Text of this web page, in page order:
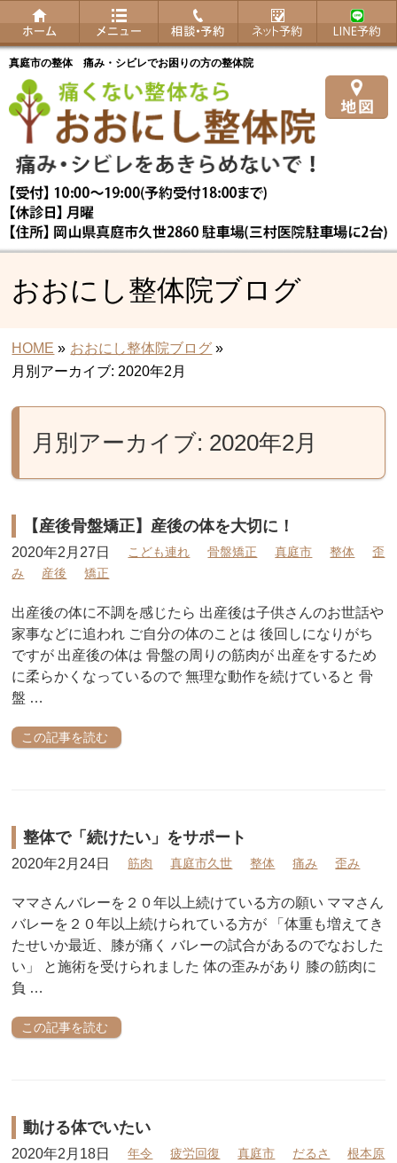
真庭市の整体 痛み・シビレでお困りの方の整体院
おおにし整体院ブログ
HOME » おおにし整体院ブログ »
月別アーカイブ: 2020年2月
月別アーカイブ: 2020年2月
【産後骨盤矯正】産後の体を大切に！
2020年2月27日 こども連れ 骨盤矯正 真庭市 整体
歪
み
産後 矯正
出産後の体に不調を感じたら 出産後は子供さんのお世話や
家事などに追われ ご自分の体のことは 後回しになりがち
ですが 出産後の体は 骨盤の周りの筋肉が 出産をするため
に柔らかくなっているので 無理な動作を続けていると 骨
盤 …
この記事を読む
整体で「続けたい」をサポート
2020年2月24日 筋肉 真庭市久世 整体 痛み 歪み
ママさんバレーを２０年以上続けている方の願い ママさん
バレーを２０年以上続けられている方が 「体重も増えてき
たせいか最近、膝が痛く バレーの試合があるのでなおした
い」 と施術を受けられました 体の歪みがあり 膝の筋肉に
負 …
この記事を読む
動ける体でいたい
2020年2月18日 年令 疲労回復 真庭市 だるさ
根本原